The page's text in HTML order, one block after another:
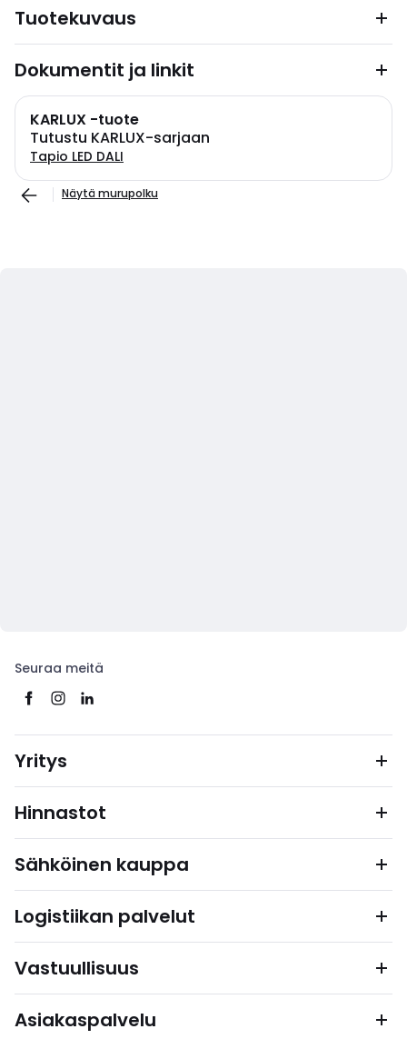
Tuotekuvaus
Dokumentit ja linkit
KARLUX -tuote
Tutustu KARLUX-sarjaan
Tapio LED DALI
Näytä murupolku
Seuraa meitä
Yritys
Hinnastot
Sähköinen kauppa
Logistiikan palvelut
Vastuullisuus
Asiakaspalvelu